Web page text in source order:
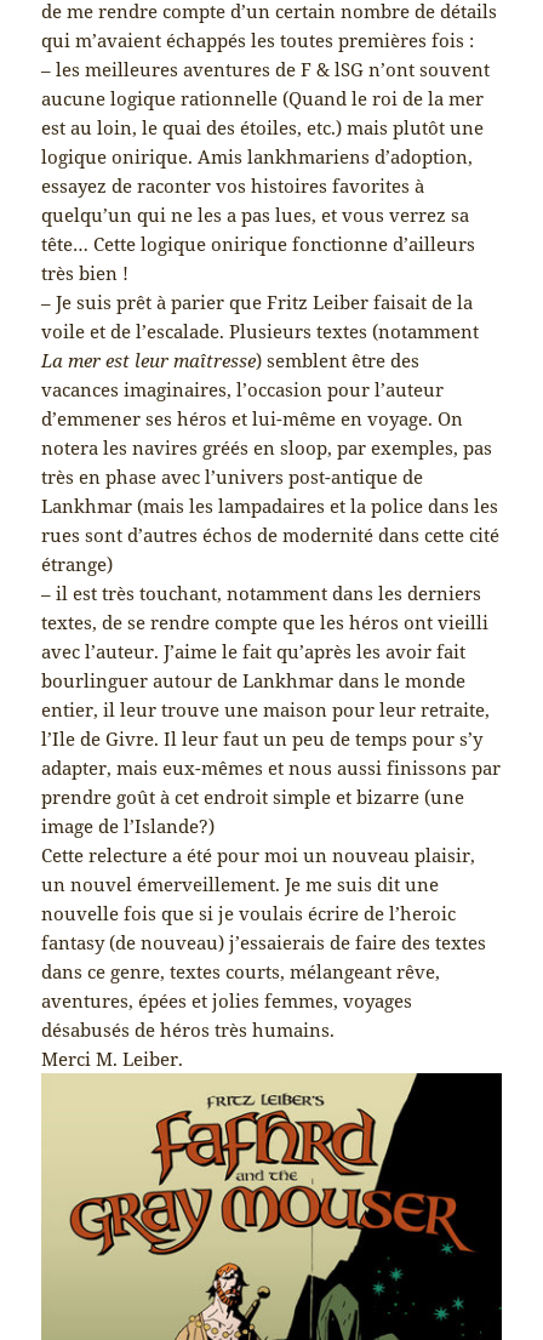
de me rendre compte d’un certain nombre de détails
qui m’avaient échappés les toutes premières fois :
– les meilleures aventures de F & lSG n’ont souvent
aucune logique rationnelle (Quand le roi de la mer
est au loin, le quai des étoiles, etc.) mais plutôt une
logique onirique. Amis lankhmariens d’adoption,
essayez de raconter vos histoires favorites à
quelqu’un qui ne les a pas lues, et vous verrez sa
tête… Cette logique onirique fonctionne d’ailleurs
très bien !
– Je suis prêt à parier que Fritz Leiber faisait de la
voile et de l’escalade. Plusieurs textes (notamment
La mer est leur maîtresse) semblent être des
vacances imaginaires, l’occasion pour l’auteur
d’emmener ses héros et lui-même en voyage. On
notera les navires gréés en sloop, par exemples, pas
très en phase avec l’univers post-antique de
Lankhmar (mais les lampadaires et la police dans les
rues sont d’autres échos de modernité dans cette cité
étrange)
– il est très touchant, notamment dans les derniers
textes, de se rendre compte que les héros ont vieilli
avec l’auteur. J’aime le fait qu’après les avoir fait
bourlinguer autour de Lankhmar dans le monde
entier, il leur trouve une maison pour leur retraite,
l’Ile de Givre. Il leur faut un peu de temps pour s’y
adapter, mais eux-mêmes et nous aussi finissons par
prendre goût à cet endroit simple et bizarre (une
image de l’Islande?)
Cette relecture a été pour moi un nouveau plaisir,
un nouvel émerveillement. Je me suis dit une
nouvelle fois que si je voulais écrire de l’heroic
fantasy (de nouveau) j’essaierais de faire des textes
dans ce genre, textes courts, mélangeant rêve,
aventures, épées et jolies femmes, voyages
désabusés de héros très humains.
Merci M. Leiber.